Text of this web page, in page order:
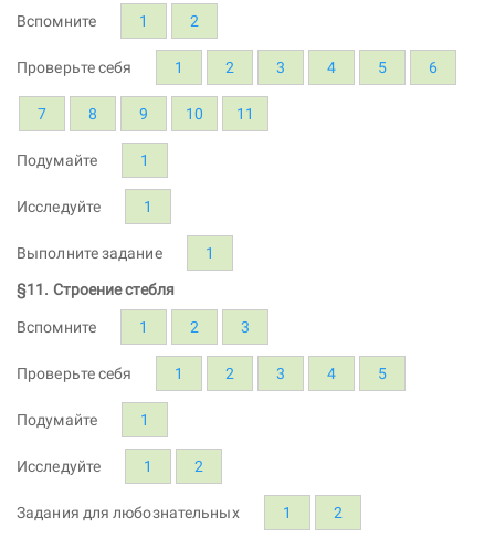
Вспомните 1 2
Проверьте себя 1 2 3 4 5 6
7 8 9 10 11
Подумайте 1
Исследуйте 1
Выполните задание 1
§11. Строение стебля
Вспомните 1 2 3
Проверьте себя 1 2 3 4 5
Подумайте 1
Исследуйте 1 2
Задания для любознательных 1 2